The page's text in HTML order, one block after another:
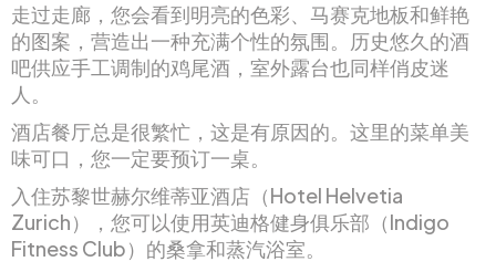
走过走廊，您会看到明亮的色彩、马赛克地板和鲜艳
的图案，营造出一种充满个性的氛围。历史悠久的酒
吧供应手工调制的鸡尾酒，室外露台也同样俏皮迷
人。
酒店餐厅总是很繁忙，这是有原因的。这里的菜单美
味可口，您一定要预订一桌。
入住苏黎世赫尔维蒂亚酒店（Hotel Helvetia
Zurich），您可以使用英迪格健身俱乐部（Indigo
Fitness Club）的桑拿和蒸汽浴室。